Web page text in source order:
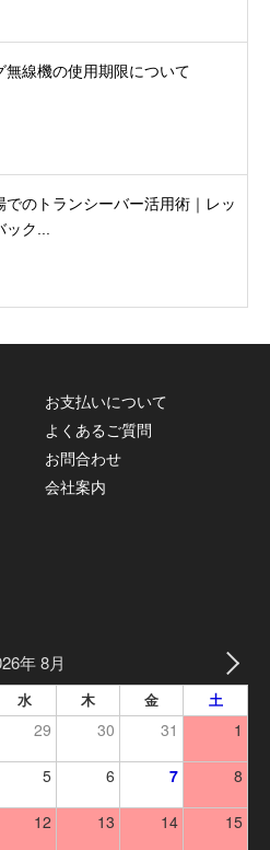
無線機の使用期限について
でのトランシーバー活用術｜レッ
ク...
お支払いについて
よくあるご質問
お問合わせ
会社案内
年 8月
水 木 金 土
29 30 31 1
5 6 7 8
12 13 14 15